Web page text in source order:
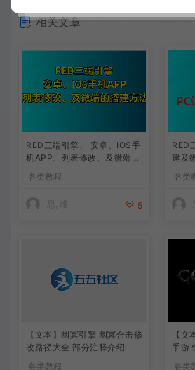
相关文章
RED三端引擎、 安卓、IOS手
机APP、列表修改、及微端的
各类教程
思, 维 5
RED
建及
各类
【文本】幽冥引擎 幽冥合击修
改路径大全 部分注释介绍
各类教程
【
手游
各类